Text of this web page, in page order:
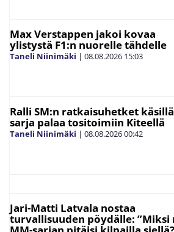
Max Verstappen jakoi kovaa
ylistystä F1:n nuorelle tähdelle
Taneli Niinimäki | 08.08.2026 15:03
Ralli SM:n ratkaisuhetket
sarja palaa tositoimiin Kiteellä
Taneli Niinimäki | 08.08.202600:42
Jari-Matti Latvala nostaa
turvallisuuden pöydälle: ”Miksi